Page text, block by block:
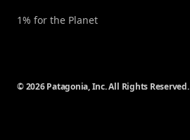
1% for the Planet
© 2026 Patagonia, Inc. All Rights Reserved.